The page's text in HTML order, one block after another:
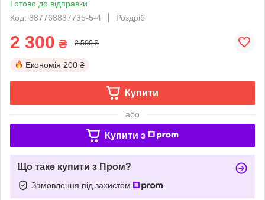
Готово до відправки
Код: 887768887735-5-4
Роздріб
2 300 ₴ 2 500 ₴
Економія 200 ₴
Купити
або
Купити з
Що таке купити з Пром?
Замовлення під захистом